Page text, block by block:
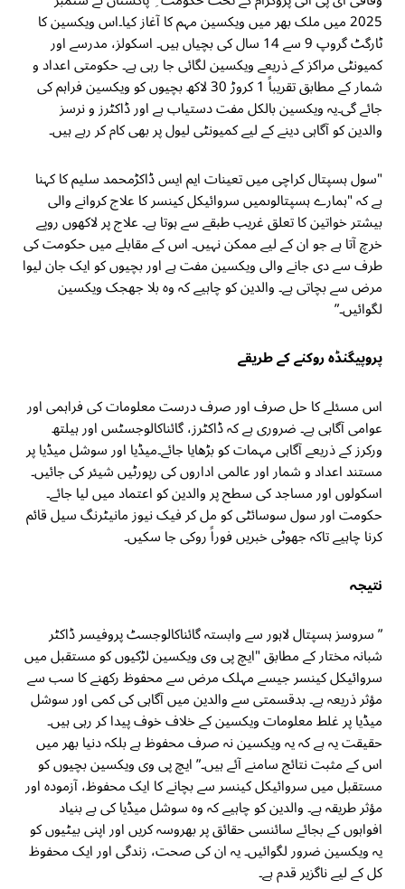
2025 میں ملک بھر میں ویکسین مہم کا آغاز کیا۔اس ویکسین کا
ٹارگٹ گروپ 9 سے 14 سال کی بچیاں ہیں۔ اسکولز، مدرسے اور
کمیونٹی مراکز کے ذریعے ویکسین لگائی جا رہی ہے۔ حکومتی اعداد و
شمار کے مطابق تقریباً 1 کروڑ 30 لاکھ بچیوں کو ویکسین فراہم کی
جائے گی۔یہ ویکسین بالکل مفت دستیاب ہے اور ڈاکٹرز و نرسز
والدین کو آگاہی دینے کے لیے کمیونٹی لیول پر بھی کام کر رہے ہیں۔
"سول ہسپتال کراچی میں تعینات ایم ایس ڈاکڑمحمد سلیم کا کہنا
ہے کہ "ہمارے ہسپتالوںمیں سروائیکل کینسر کا علاج کروانے والی
بیشتر خواتین کا تعلق غریب طبقے سے ہوتا ہے۔ علاج پر لاکھوں روپے
خرچ آتا ہے جو ان کے لیے ممکن نہیں۔ اس کے مقابلے میں حکومت کی
طرف سے دی جانے والی ویکسین مفت ہے اور بچیوں کو ایک جان لیوا
مرض سے بچاتی ہے۔ والدین کو چاہیے کہ وہ بلا جھجک ویکسین
لگوائیں۔”
پروپیگنڈہ روکنے کے طریقے
اس مسئلے کا حل صرف اور صرف درست معلومات کی فراہمی اور
عوامی آگاہی ہے۔ ضروری ہے کہ ڈاکٹرز، گائناکالوجسٹس اور ہیلتھ
ورکرز کے ذریعے آگاہی مہمات کو بڑھایا جائے۔میڈیا اور سوشل میڈیا پر
مستند اعداد و شمار اور عالمی اداروں کی رپورٹیں شیئر کی جائیں۔
اسکولوں اور مساجد کی سطح پر والدین کو اعتماد میں لیا جائے۔
حکومت اور سول سوسائٹی کو مل کر فیک نیوز مانیٹرنگ سیل قائم
کرنا چاہیے تاکہ جھوٹی خبریں فوراً روکی جا سکیں۔
نتیجہ
” سروسز ہسپتال لاہور سے وابستہ گائناکالوجسٹ پروفیسر ڈاکٹر
شبانہ مختار کے مطابق "ایچ پی وی ویکسین لڑکیوں کو مستقبل میں
سروائیکل کینسر جیسے مہلک مرض سے محفوظ رکھنے کا سب سے
مؤثر ذریعہ ہے۔ بدقسمتی سے والدین میں آگاہی کی کمی اور سوشل
میڈیا پر غلط معلومات ویکسین کے خلاف خوف پیدا کر رہی ہیں۔
حقیقت یہ ہے کہ یہ ویکسین نہ صرف محفوظ ہے بلکہ دنیا بھر میں
اس کے مثبت نتائج سامنے آئے ہیں۔” ایچ پی وی ویکسین بچیوں کو
مستقبل میں سروائیکل کینسر سے بچانے کا ایک محفوظ، آزمودہ اور
مؤثر طریقہ ہے۔ والدین کو چاہیے کہ وہ سوشل میڈیا کی بے بنیاد
افواہوں کے بجائے سائنسی حقائق پر بھروسہ کریں اور اپنی بیٹیوں کو
یہ ویکسین ضرور لگوائیں۔ یہ ان کی صحت، زندگی اور ایک محفوظ
کل کے لیے ناگزیر قدم ہے۔